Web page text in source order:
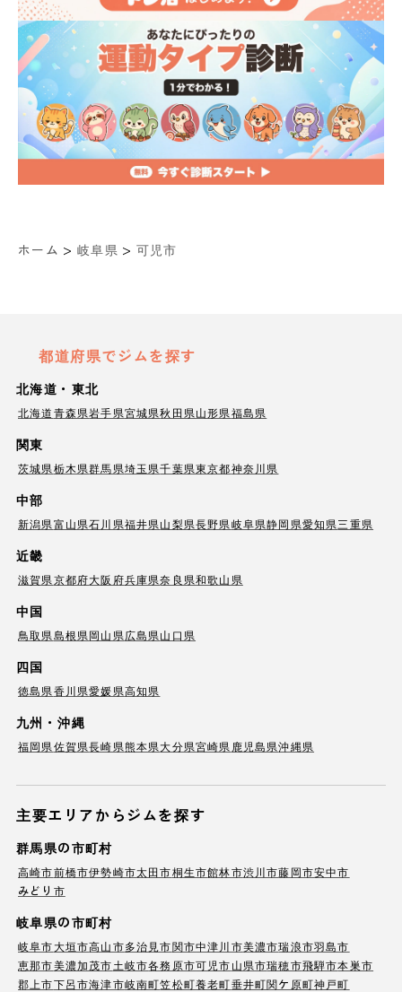
ホーム > 岐阜県 > 可児市
都道府県でジムを探す
北海道・東北
北海道青森県岩手県宮城県秋田県山形県福島県
関東
茨城県栃木県群馬県埼玉県千葉県東京都神奈川県
中部
新潟県富山県石川県福井県山梨県長野県岐阜県静岡県愛知県三重県
近畿
滋賀県京都府大阪府兵庫県奈良県和歌山県
中国
鳥取県島根県岡山県広島県山口県
四国
徳島県香川県愛媛県高知県
九州・沖縄
福岡県佐賀県長崎県熊本県大分県宮崎県 鹿児島県沖縄県
主要エリアからジムを探す
群馬県の市町村
高崎市前橋市伊勢崎市太田市桐生市館林市渋川市藤岡市安中市
みどり市
岐阜県の市町村
岐阜市大垣市高山市多治見市関市中津川市美濃市瑞浪市羽島市
恵那市美濃加茂市土岐市各務原市可児市山県市瑞穂市飛騨市本巣市
郡上市下呂市海津市岐南町笠松町養老町垂井町関ケ原町神戸町